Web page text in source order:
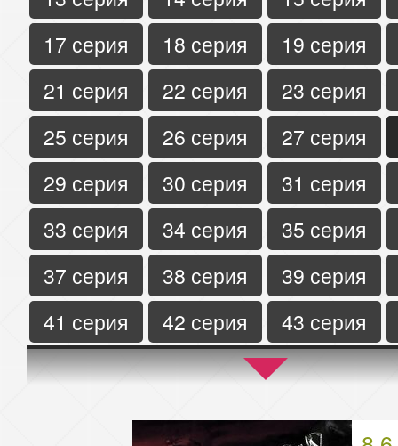
17 серия
18 серия
19 серия
21 серия
22 серия
23 серия
25 серия
26 серия
27 серия
29 серия
30 серия
31 серия
33 серия
34 серия
35 серия
37 серия
38 серия
39 серия
41 серия
42 серия
43 серия
45 серия
46 серия
47 серия
50 серия 51 серия